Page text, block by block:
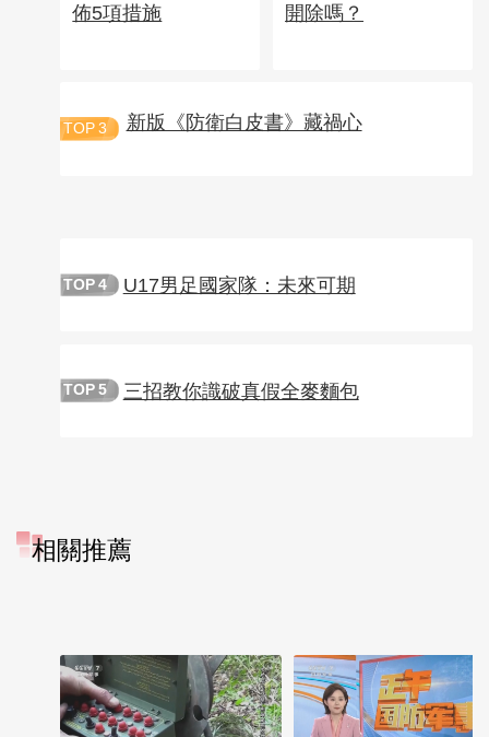
佈5項措施
開除嗎？
TOP 3 新版《防衛白皮書》藏禍心
TOP 4 U17男足國家隊：未來可期
TOP 5 三招教你識破真假全麥麵包
相關推薦